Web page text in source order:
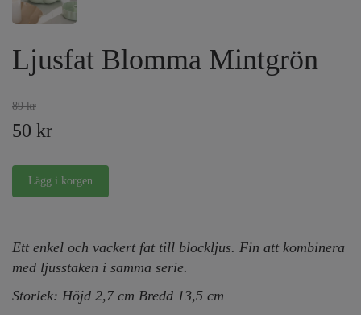
Ljusfat Blomma Mintgrön
89 kr
50 kr
Ett enkel och vackert fat till blockljus. Fin att kombinera
med ljusstaken i samma serie.
Storlek: Höjd 2,7 cm Bredd 13,5 cm